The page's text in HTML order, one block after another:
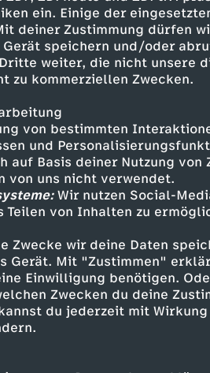
ein. Einige der
deiner Zustimmung dürfen
speichern und/oder
weiter, die nicht unsere
zu kommerziellen Zwecken.
von bestimmten
und
Basis deiner Nutzung von
von uns nicht verwendet.
Wir nutzen Social-
von Inhalten zu
Zwecke wir deine Daten
Mit "Zustimmen"
Einwilligung benötigen.
Zwecken du deine
du jederzeit mit
"Ist Social
moonvibe GmbH für
@funk
- Die
Untertitel Ist